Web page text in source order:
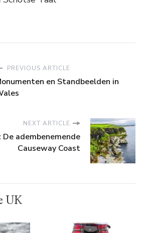
PREVIOUS ARTICLE
en Standbeelden in
NEXT ARTICLE
adembenemende
Causeway Coast
UK